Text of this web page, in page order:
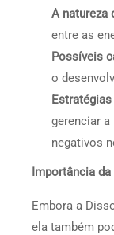
A natureza
entre as
Possíveis
o
gerenciar
negativos
Importância
Embora a
ela também